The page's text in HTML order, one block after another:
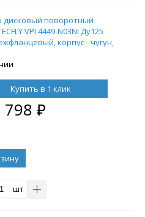
дисковый поворотный
VPI 4449-N03NI Ду125
корпус - чугун,
- NBR, с
Купить в 1 клик
798 ₽
шт